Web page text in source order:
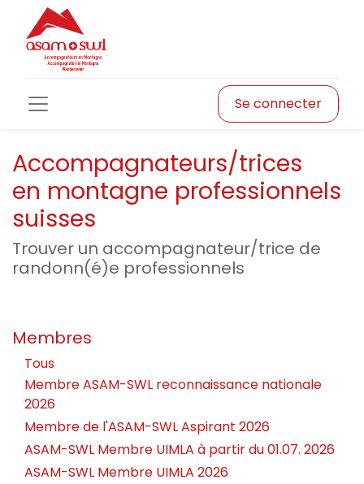
Se connecter
Accompagnateurs/trices
en montagne professionnels
suisses
Trouver un accompagnateur/trice de
randonn(é)e professionnels
Membres
Tous
Membre ASAM-SWL reconnaissance nationale
2026
Membre de l'ASAM-SWL Aspirant 2026
ASAM-SWL Membre UIMLA à partir du 01.07. 2026
ASAM-SWL Membre UIMLA 2026